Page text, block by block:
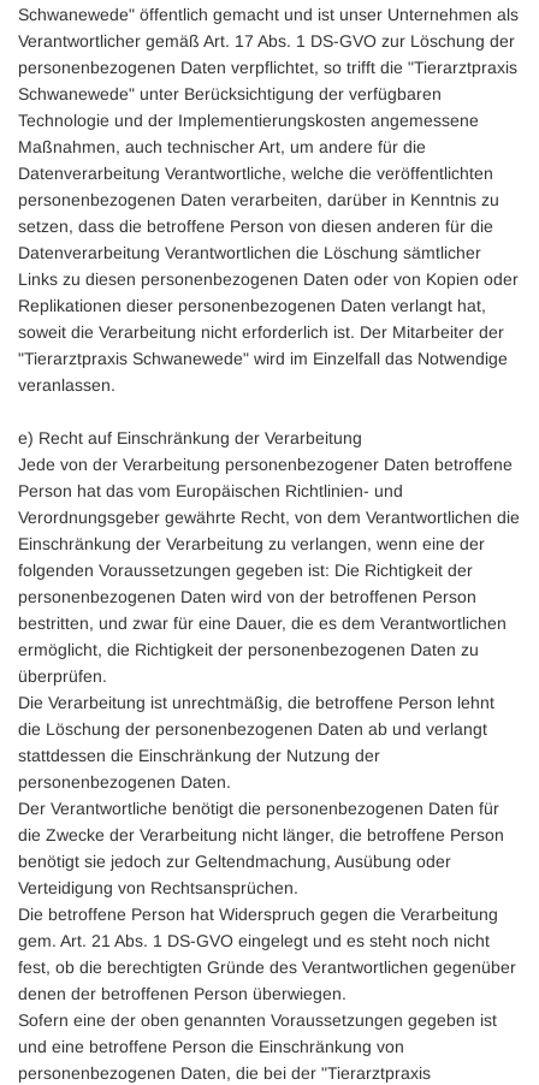
Schwanewede" öffentlich gemacht und ist unser Unternehmen als
Verantwortlicher gemäß Art. 17 Abs. 1 DS-GVO zur Löschung der
personenbezogenen Daten verpflichtet, so trifft die "Tierarztpraxis
Schwanewede" unter Berücksichtigung der verfügbaren
Technologie und der Implementierungskosten angemessene
Maßnahmen, auch technischer Art, um andere für die
Datenverarbeitung Verantwortliche, welche die veröffentlichten
personenbezogenen Daten verarbeiten, darüber in Kenntnis zu
setzen, dass die betroffene Person von diesen anderen für die
Datenverarbeitung Verantwortlichen die Löschung sämtlicher
Links zu diesen personenbezogenen Daten oder von Kopien oder
Replikationen dieser personenbezogenen Daten verlangt hat,
soweit die Verarbeitung nicht erforderlich ist. Der Mitarbeiter der
"Tierarztpraxis Schwanewede" wird im Einzelfall das Notwendige
veranlassen.
e) Recht auf Einschränkung der Verarbeitung
Jede von der Verarbeitung personenbezogener Daten betroffene
Person hat das vom Europäischen Richtlinien- und
Verordnungsgeber gewährte Recht, von dem Verantwortlichen die
Einschränkung der Verarbeitung zu verlangen, wenn eine der
folgenden Voraussetzungen gegeben ist: Die Richtigkeit der
personenbezogenen Daten wird von der betroffenen Person
bestritten, und zwar für eine Dauer, die es dem Verantwortlichen
ermöglicht, die Richtigkeit der personenbezogenen Daten zu
überprüfen.
Die Verarbeitung ist unrechtmäßig, die betroffene Person lehnt
die Löschung der personenbezogenen Daten ab und verlangt
stattdessen die Einschränkung der Nutzung der
personenbezogenen Daten.
Der Verantwortliche benötigt die personenbezogenen Daten für
die Zwecke der Verarbeitung nicht länger, die betroffene Person
benötigt sie jedoch zur Geltendmachung, Ausübung oder
Verteidigung von Rechtsansprüchen.
Die betroffene Person hat Widerspruch gegen die Verarbeitung
gem. Art. 21 Abs. 1 DS-GVO eingelegt und es steht noch nicht
fest, ob die berechtigten Gründe des Verantwortlichen gegenüber
denen der betroffenen Person überwiegen.
Sofern eine der oben genannten Voraussetzungen gegeben ist
und eine betroffene Person die Einschränkung von
personenbezogenen Daten, die bei der "Tierarztpraxis